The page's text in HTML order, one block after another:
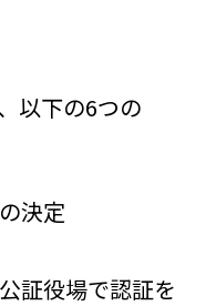
以下の6つの
決定
証役場で認証を